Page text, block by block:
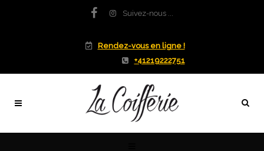
Suivez-nous ...
Rendez-vous en ligne !
+41219222751